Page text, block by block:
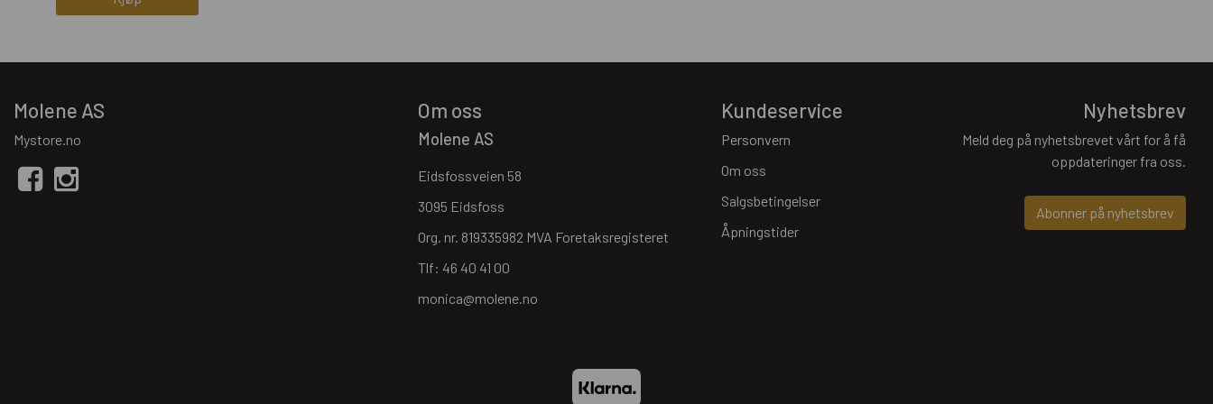
Molene AS
Mystore.no
Om oss
Molene AS
Eidsfossveien 58
3095 Eidsfoss
Org. nr. 819335982 MVA Foretaksregisteret
Tlf: 46 40 41 00
monica@molene.no
Kundeservice
Personvern
Om oss
Salgsbetingelser
Åpningstider
Nyhetsbrev
Meld deg på nyhetsbrevet vårt for å få
oppdateringer fra oss.
Abonner på nyhetsbrev